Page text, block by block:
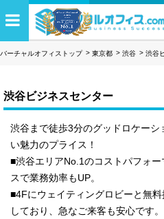
バーチャルオフィストップ 東京都 渋谷 渋谷
渋谷ビジネスセンター
渋谷まで徒歩3分のグッドロケー
い魅力のプライス！
■渋谷エリアNo.1のコストパフォ
スで業務効率もUP。
■4Fにウェイティングロビーと無
しており、急なご来客も安心です。